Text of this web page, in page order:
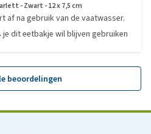
- Zwart - 12 x 7,5 cm
af na gebruik van de vaatwasser.
dit eetbakje wil blijven gebruiken
beoordelingen